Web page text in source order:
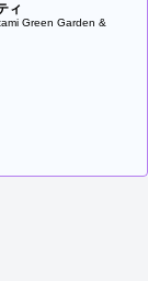
ィ
Green Garden &